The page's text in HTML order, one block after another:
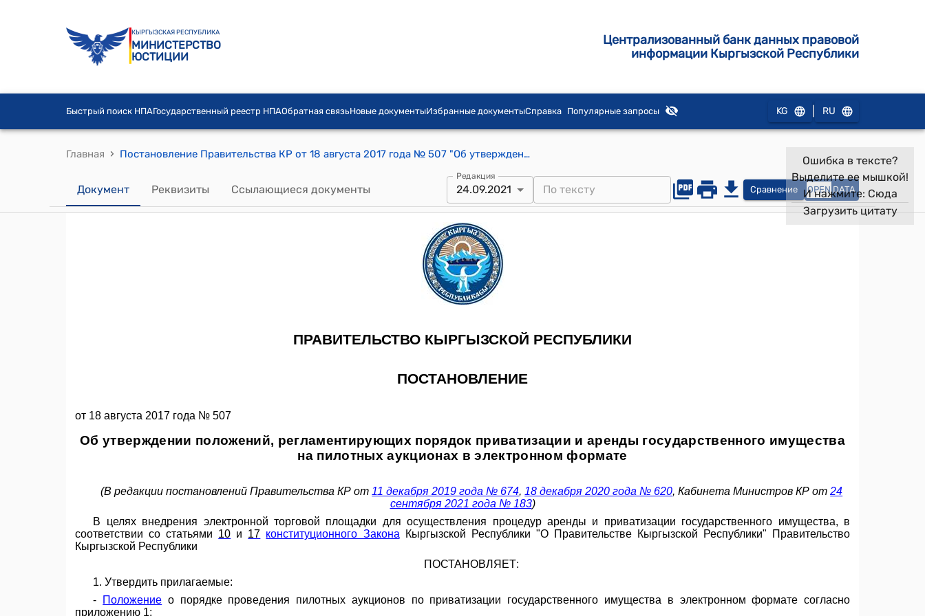
КЫРГЫЗСКАЯ РЕСПУБЛИКА
МИНИСТЕРСТВО
ЮСТИЦИИ
Централизованный банк данных правовой
информации Кыргызской Республики
Быстрый поиск НПАГосударственный реестр НПАОбратная связьНовые документыИзбранные документыСправка Популярные запросы KG RU
Главная › Постановление Правительства КР от 18 августа 2017 года № 507 "Об утверждении положений, регламентирующих порядок приватизации и аренды государственного имущества на пилотных аукционах в электронном формате"
Документ Реквизиты Ссылающиеся документы
Редакция
24.09.2021 Сравнение OPEN DATA
Ошибка в тексте?
Выделите ее мышкой!
И нажмите: Сюда
Загрузить цитату